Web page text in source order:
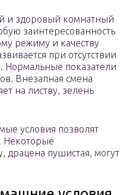
и здоровый комнатный
заинтересованность
режиму и качеству
при отсутствии
Нормальные показатели
Внезапная смена
на листву, зелень
условия позволят
Некоторые
драцена пушистая, могут